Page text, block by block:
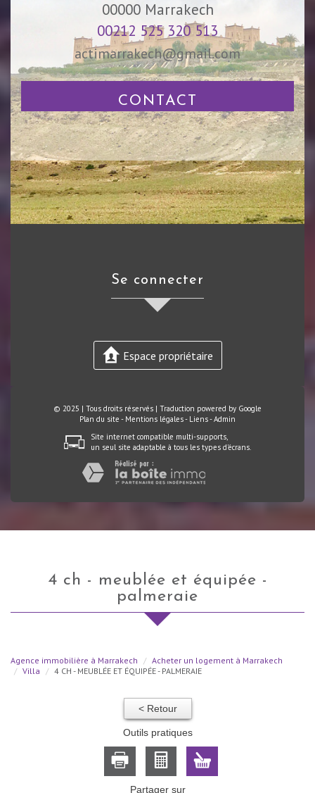
00000 Marrakech
00212 525 320 513
actimarrakech@gmail.com
CONTACT
se connecter
Espace propriétaire
© 2025 | Tous droits réservés | Traduction powered by Google
Plan du site - Mentions légales- Liens-Admin
Site internet compatible multi-supports,
un seul site adaptable à tous les types d'écrans.
4 ch - meublée et équipée -
palmeraie
Agence immobilière à Marrakech
Acheter un logement à Marrakech
Villa
4 CH - MEUBLÉE ET ÉQUIPÉE - PALMERAIE
< Retour
Outils pratiques
Partager sur